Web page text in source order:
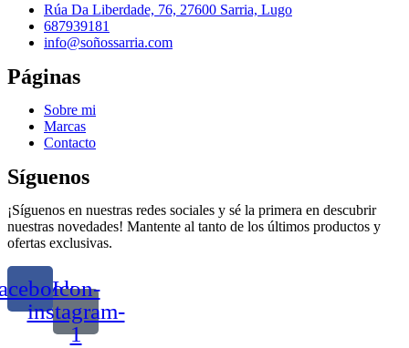
Rúa Da Liberdade, 76, 27600 Sarria, Lugo
687939181
info@soñossarria.com
Páginas
Sobre mi
Marcas
Contacto
Síguenos
¡Síguenos en nuestras redes sociales y sé la primera en descubrir
nuestras novedades! Mantente al tanto de los últimos productos y
ofertas exclusivas.
Icon-
instagram-
1